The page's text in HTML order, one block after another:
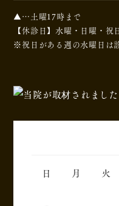
▲…土曜17時まで
【休診日】水曜・日曜・祝
※祝日がある週の水曜日は診
日 月 火